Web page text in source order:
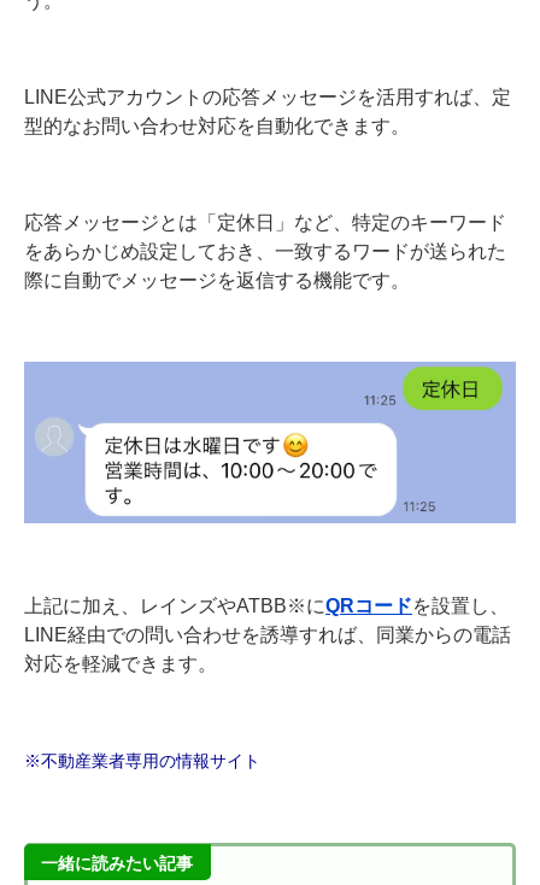
LINE公式アカウントの応答メッセージを活用すれば、定
型的なお問い合わせ対応を自動化できます。
応答メッセージとは「定休日」など、特定のキーワード
をあらかじめ設定しておき、一致するワードが送られた
際に自動でメッセージを返信する機能です。
上記に加え、レインズやATBB※にQRコードを設置し、
LINE経由での問い合わせを誘導すれば、同業からの電話
対応を軽減できます。
※不動産業者専用の情報サイト
一緒に読みたい記事